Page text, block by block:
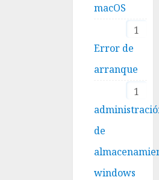
macOS
1
Error de
arranque
1
de
windows